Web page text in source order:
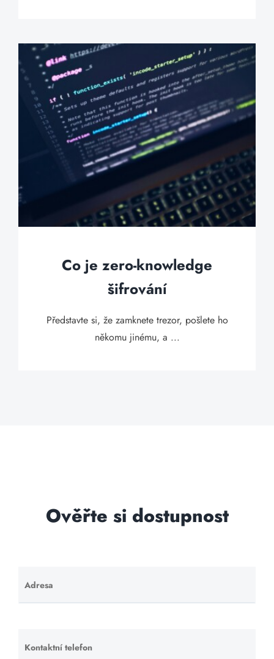
Co je zero-knowledge
šifrování
Představte si, že zamknete trezor, pošlete ho
někomu jinému, a ...
Ověřte si dostupnost
Adresa
Ponechte
toto pole
Kontaktní telefon
Ponechte